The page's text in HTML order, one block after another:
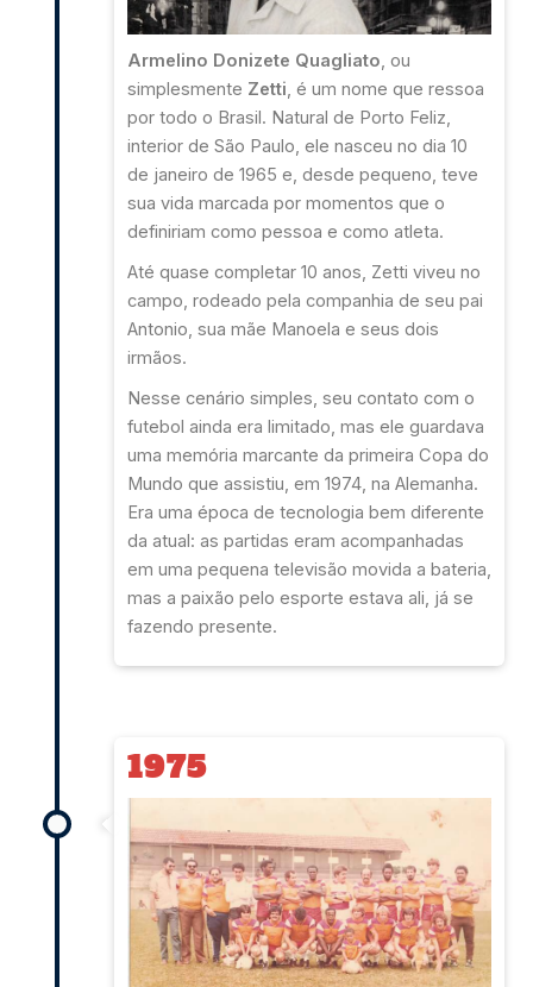
Armelino Donizete Quagliato, ou
simplesmente Zetti, é um nome que ressoa
por todo o Brasil. Natural de Porto Feliz,
interior de São Paulo, ele nasceu no dia 10
de janeiro de 1965 e, desde pequeno, teve
sua vida marcada por momentos que o
definiriam como pessoa e como atleta.
Até quase completar 10 anos, Zetti viveu no
campo, rodeado pela companhia de seu pai
Antonio, sua mãe Manoela e seus dois
irmãos.
Nesse cenário simples, seu contato com o
futebol ainda era limitado, mas ele guardava
uma memória marcante da primeira Copa do
Mundo que assistiu, em 1974, na Alemanha.
Era uma época de tecnologia bem diferente
da atual: as partidas eram acompanhadas
em uma pequena televisão movida a bateria,
mas a paixão pelo esporte estava ali, já se
fazendo presente.
1975